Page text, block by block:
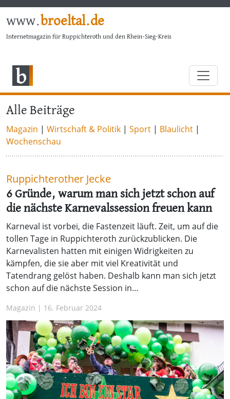
www.broeltal.de
Internetmagazin für Ruppichteroth und den Rhein-Sieg-Kreis
Alle Beiträge
Magazin | Wirtschaft & Politik | Sport | Blaulicht |
Wochenschau
Ruppichterother Jecke
6 Gründe, warum man sich jetzt schon auf
die nächste Karnevalssession freuen kann
Karneval ist vorbei, die Fastenzeit läuft. Zeit, um auf die
tollen Tage in Ruppichteroth zurückzublicken. Die
Karnevalisten hatten mit einigen Widrigkeiten zu
kämpfen, die sie aber mit viel Kreativität und
Tatendrang gelöst haben. Deshalb kann man sich jetzt
schon auf die nächste Session in…
Magazin | 16. Februar 2024